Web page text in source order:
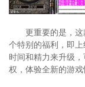
更重要的是，
个特别的福利，即
时间和精力来升级
权，体验全新的游戏